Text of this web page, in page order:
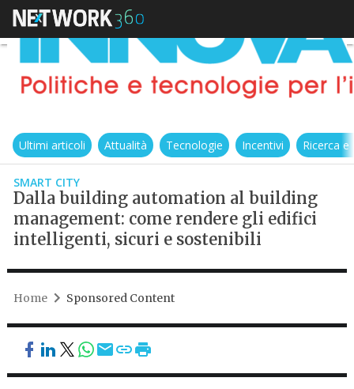
Ultimi articoli Attualità Tecnologie Incentivi Ricerca
SMART CITY
Dalla building automation al building
management: come rendere gli edifici
intelligenti, sicuri e sostenibili
Home Sponsored Content